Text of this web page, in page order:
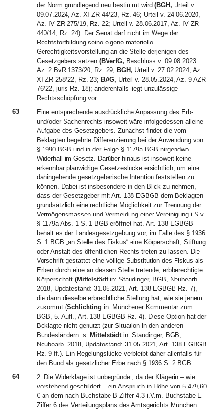
der Norm grundlegend neu bestimmt wird (BGH, Urteil v.
09.07.2024, Az. XI ZR 44/23, Rz. 46; Urteil v. 24.06.2020,
Az. IV ZR 275/19, Rz. 22; Urteil v. 28.06.2017, Az. IV ZR
440/14, Rz. 24). Der Senat darf nicht im Wege der
Rechtsfortbildung seine eigene materielle
Gerechtigkeitsvorstellung an die Stelle derjenigen des
Gesetzgebers setzen (BVerfG, Beschluss v. 09.08.2023,
Az. 2 BvR 1373/20, Rz. 29; BGH, Urteil v. 27.02.2024, Az.
XI ZR 258/22, Rz. 23; BAG, Urteil v. 28.05.2024, Az. 9 AZR
76/22, juris Rz. 18); anderenfalls liegt unzulässige
Rechtsschöpfung vor.
63
Eine entsprechende ausdrückliche Anpassung des Erb-
und/oder Sachenrechts insoweit wäre infolgedessen alleine
Aufgabe des Gesetzgebers. Zunächst findet die vom
Beklagten begehrte Differenzierung bei der Anwendung von
§ 1990 BGB und in der Folge § 1179a BGB nirgendwo
Widerhall im Gesetz. Darüber hinaus ist insoweit keine
erkennbar planwidrige Gesetzeslücke ersichtlich, um eine
dahingehende gesetzgeberische Intention feststellen zu
können. Dabei ist insbesondere in den Blick zu nehmen,
dass der Gesetzgeber mit Art. 138 EGBGB dem Beklagten
grundsätzlich eine rechtliche Möglichkeit zur Trennung der
Vermögensmassen und Vermeidung einer Vereinigung i.S.v.
§ 1179a Abs. 1 S. 1 BGB eröffnet hat. Art. 138 EGBGB
behält es der Landesgesetzgebung vor, im Falle des § 1936
S. 1 BGB „an Stelle des Fiskus“ eine Körperschaft, Stiftung
oder Anstalt des öffentlichen Rechts treten zu lassen. Die
Vorschrift gestattet eine völlige Substitution des Fiskus als
Erben durch eine an dessen Stelle tretende, erbberechtigte
Körperschaft (Mittelstädtin: Staudinger, BGB, Neubearb.
2018, Updatestand: 31.05.2021, Art. 138 EGBGB Rz. 7),
die dann dieselbe erbrechtliche Stellung hat, wie sie jenem
zukommt (Schlichting in: Münchener Kommentar zum
BGB, 5. Aufl., Art. 138 EGBGB Rz. 4). Diese Option hat der
Beklagte nicht genutzt (zur Situation in den anderen
Bundesländern: s. Mittelstädtin: Staudinger, BGB,
Neubearb. 2018, Updatestand: 31.05.2021, Art. 138 EGBGB
Rz. 9 ff.). Ein Regelungslücke verbleibt daher allenfalls für
den Bund als gesetzlicher Erbe nach § 1936 S. 2 BGB.
64
2. Die Widerklage ist unbegründet, da der Klägerin – wie
vorstehend geschildert – ein Anspruch in Höhe von 5.479,60
€ an dem nach Buchstabe B Ziffer 4.3 i.V.m. Buchstabe E
Ziffer 6 des Verteilungsplans des Amtsgerichts München